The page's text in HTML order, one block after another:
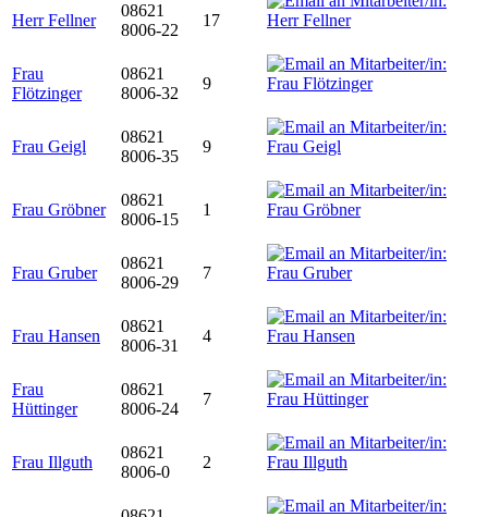
Herr Fellner
08621
8006-22
17
Frau
Flötzinger
08621
8006-32
9
Frau Geigl
08621
8006-35
9
Frau Gröbner
08621
8006-15
1
Frau Gruber
08621
8006-29
7
Frau Hansen
08621
8006-31
4
Frau
Hüttinger
08621
8006-24
7
Frau Illguth
08621
8006-0
2